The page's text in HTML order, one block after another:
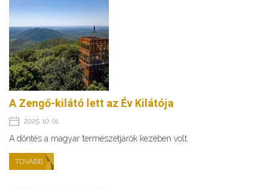
A Zengő-kilátó lett az Év Kilátója
2025. 10. 01.
A döntés a magyar természetjárók kezében volt.
TOVÁBB